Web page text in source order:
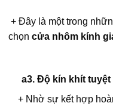
+ Đây là một trong
chọn cửa nhôm kính
a3. Độ kín khít
+ Nhờ sự kết hợp